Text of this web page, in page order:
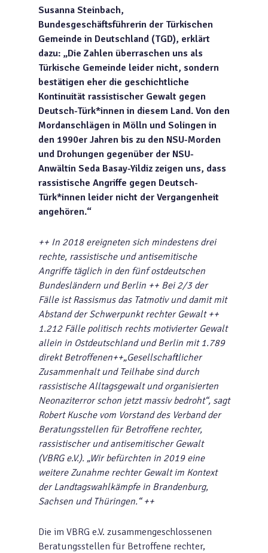
Susanna Steinbach,
Bundesgeschäftsführerin der Türkischen
Gemeinde in Deutschland (TGD), erklärt
dazu: „Die Zahlen überraschen uns als
Türkische Gemeinde leider nicht, sondern
bestätigen eher die geschichtliche
Kontinuität rassistischer Gewalt gegen
Deutsch-Türk*innen in diesem Land. Von den
Mordanschlägen in Mölln und Solingen in
den 1990er Jahren bis zu den NSU-Morden
und Drohungen gegenüber der NSU-
Anwältin Seda Basay-Yildiz zeigen uns, dass
rassistische Angriffe gegen Deutsch-
Türk*innen leider nicht der Vergangenheit
angehören.“
++ In 2018 ereigneten sich mindestens drei
rechte, rassistische und antisemitische
Angriffe täglich in den fünf ostdeutschen
Bundesländern und Berlin ++ Bei 2/3 der
Fälle ist Rassismus das Tatmotiv und damit mit
Abstand der Schwerpunkt rechter Gewalt ++
1.212 Fälle politisch rechts motivierter Gewalt
allein in Ostdeutschland und Berlin mit 1.789
direkt Betroffenen++„Gesellschaftlicher
Zusammenhalt und Teilhabe sind durch
rassistische Alltagsgewalt und organisierten
Neonaziterror schon jetzt massiv bedroht“, sagt
Robert Kusche vom Vorstand des Verband der
Beratungsstellen für Betroffene rechter,
rassistischer und antisemitischer Gewalt
(VBRG e.V.). „Wir befürchten in 2019 eine
weitere Zunahme rechter Gewalt im Kontext
der Landtagswahlkämpfe in Brandenburg,
Sachsen und Thüringen.“ ++
Die im VBRG e.V. zusammengeschlossenen
Beratungsstellen für Betroffene rechter,